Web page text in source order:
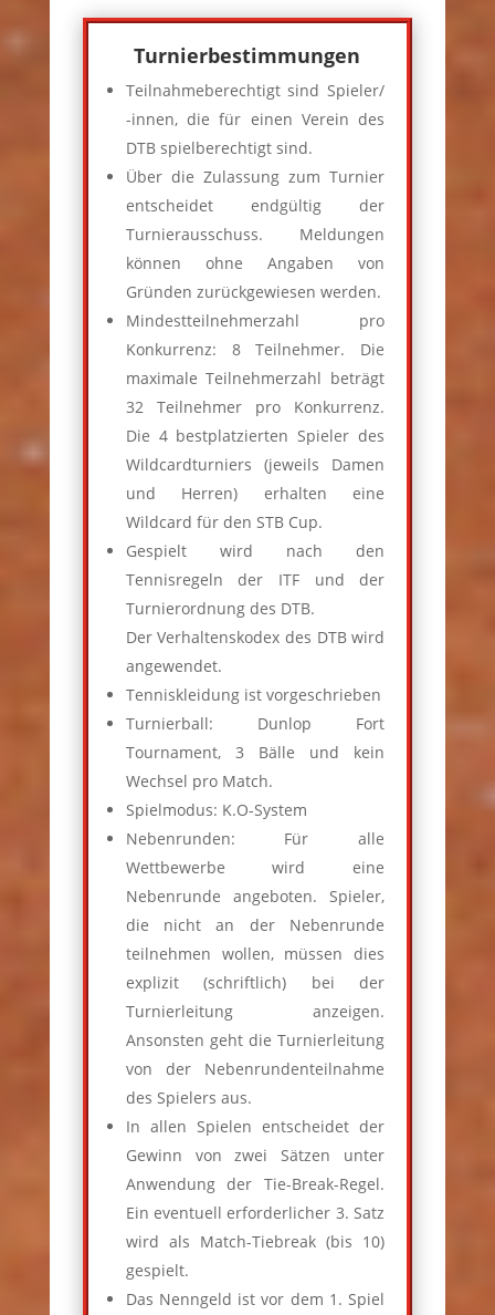
Turnierbestimmungen
Teilnahmeberechtigt sind Spieler/
-innen, die für einen Verein des
DTB spielberechtigt sind.
Über die Zulassung zum Turnier
entscheidet endgültig der
Turnierausschuss. Meldungen
können ohne Angaben von
Gründen zurückgewiesen werden.
Mindestteilnehmerzahl pro
Konkurrenz: 8 Teilnehmer. Die
maximale Teilnehmerzahl beträgt
32 Teilnehmer pro Konkurrenz.
Die 4 bestplatzierten Spieler des
Wildcardturniers (jeweils Damen
und Herren) erhalten eine
Wildcard für den STB Cup.
Gespielt wird nach den
Tennisregeln der ITF und der
Turnierordnung des DTB.
Der Verhaltenskodex des DTB wird
angewendet.
Tenniskleidung ist vorgeschrieben
Turnierball: Dunlop Fort
Tournament, 3 Bälle und kein
Wechsel pro Match.
Spielmodus: K.O-System
Nebenrunden: Für alle
Wettbewerbe wird eine
Nebenrunde angeboten. Spieler,
die nicht an der Nebenrunde
teilnehmen wollen, müssen dies
explizit (schriftlich) bei der
Turnierleitung anzeigen.
Ansonsten geht die Turnierleitung
von der Nebenrundenteilnahme
des Spielers aus.
In allen Spielen entscheidet der
Gewinn von zwei Sätzen unter
Anwendung der Tie-Break-Regel.
Ein eventuell erforderlicher 3. Satz
wird als Match-Tiebreak (bis 10)
gespielt.
Das Nenngeld ist vor dem 1. Spiel